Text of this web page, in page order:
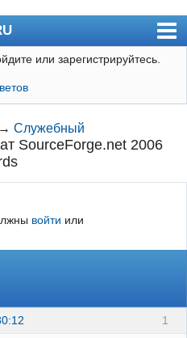
или зарегистрируйтесь.
→Служебный
SourceForge.net 2006
войти или
1